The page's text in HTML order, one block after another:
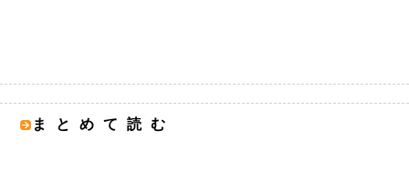
まとめて読む